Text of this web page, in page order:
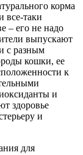
корма
все-таки
– его не надо
выпускают
с разным
кошки, ее
к
и
здоровье
и
для